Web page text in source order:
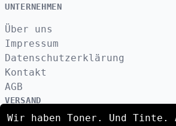
UNTERNEHMEN
Über uns
Impressum
Datenschutzerklärung
Kontakt
AGB
VERSAND
Wir haben Toner. Und Tinte.